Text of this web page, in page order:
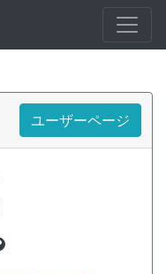
ユーザーページ